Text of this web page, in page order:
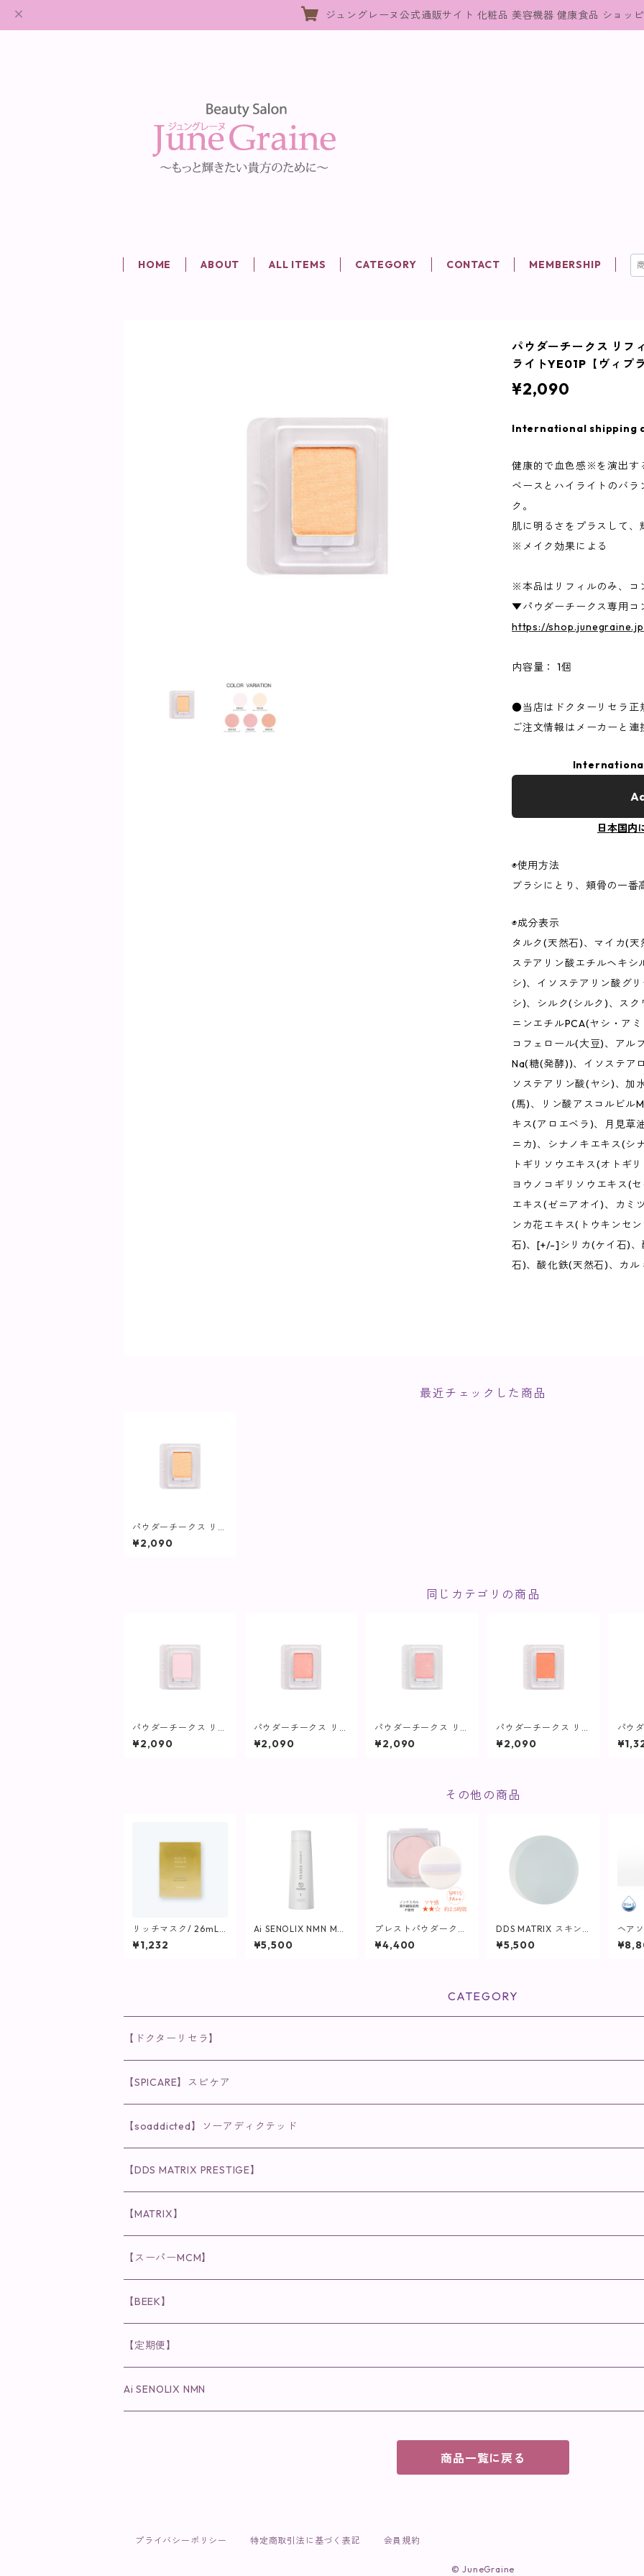
ジュングレーヌ公式通販サイト 化粧品 美容機器 健康食品 ショッ
HOME ABOUT ALL ITEMS CATEGORY CONTACT MEMBERSHIP
パウダーチークス リフ
ライトYE01P【ヴィ
¥2,090
International shipping
健康的で血色感※を演出す
ベースとハイライトのバ
ク。
肌に明るさをプラスして
※メイク効果による
※本品はリフィルのみ、コ
▼パウダーチークス専用コ
https://
内容量： 1個
●当店はドクターリセラ正
ご注文情報はメーカーと
日本国内
◉使用方法
ブラシにとり、頬骨の一
◉成分表示
タルク(天然石)、マイカ(
ステアリン酸エチルヘキ
シ)、イソステアリン酸グ
シ)、シルク(シルク)、ス
ニンエチルPCA(ヤシ・ア
コフェロール(大豆)、アル
Na(糖(発酵))、イソステア
ソステアリン酸(ヤシ)、加
(馬)、リン酸アスコルビル
キス(アロエベラ)、月見草
ニカ)、シナノキエキス(シ
トギリソウエキス(オトギ
ヨウノコギリソウエキス(
エキス(ゼニアオイ)、カミ
ンカ花エキス(トウキンセ
石)、[+/-]シリカ(ケイ石)
石)、酸化鉄(天然石)、カル
最近チェックした商品
パウダーチークス リフ
ィル(ブラシなし) オレ
ンジ/ハイライトYE01
¥2,090
同じカテゴリの商品
パウダーチークス リフ
ィル(ブラシなし)ピン
ク/ハイライトPK01P
¥2,090
パウダーチークス リフ
ィル(ブラシなし) コー
ラルピンク/ベース RD
¥2,090
パウダーチークス リフ
ィル(ブラシなし) ピン
ク/ベース PK02M【ヴ
¥2,090
パウダーチークス リフ
ィル(ブラシなし) オレ
ンジ/ベース OR01M
¥2,090
パウ
コン
ィプ
その他の商品
リッチマスク/ 26mL
(1枚入)【マスク】
¥1,232
Ai SENOLIX NMN MR
マイクロリペア （トリ
ートメント）
¥5,500
プレストパウダークリ
スタル(リフィル)10g
(パフ付き)【ヴィプラ
¥4,400
DDS MATRIX スキン
ケアソープ/容量80g
¥5,500
ヘア
L【ヘ
CATEGORY
【ドクターリセラ】
◉AQUA VENUS
クレンジング・洗顔
化粧水
保湿ジェル・クリーム
ラディール
◉VI PLANTE
リキッド
ディフェンサー
メイク小物
◉ナチュリスティーアクレス
クレンジング
洗顔
◉インナーケア
食品
粒タイプ
◉cocochia
ヘナカラー
ヘアファンデーション
cocochiaお祝いギフトセット(包装あり)
◉美顔器
◉スペシャルケア
◉肌悩み
【SPICARE】スピケア
◉V3シリーズ
ファンデーション・ベース
クレンジング・洗顔
リップ
◉V3 VSPIC C Line
クレンジング・洗顔
化粧水
◉スピケアシリーズ
◉V.O.Sシリーズ
クレンジング・洗顔
化粧水
◉メンズシリーズ
クレンジング・洗顔
◉MESシリーズ
【soaddicted】ソーアディクテッド
ラッシュアディクト
まつ毛用美容液
眉毛用美容液
リップアディクト
唇用美容液
ヘアアディクト
【DDS MATRIX PRESTIGE】
スキンケアシリーズ
美容液
【MATRIX】
スキンケアシリーズ
美容液
洗顔
【スーパーMCM】
インナーケア
【BEEK】
インナーケア
【定期便】
Ai SENOLIX NMN
商品一覧に戻る
プライバシーポリシー 特定商取引法に基づく表記 会員規約
© JuneGraine